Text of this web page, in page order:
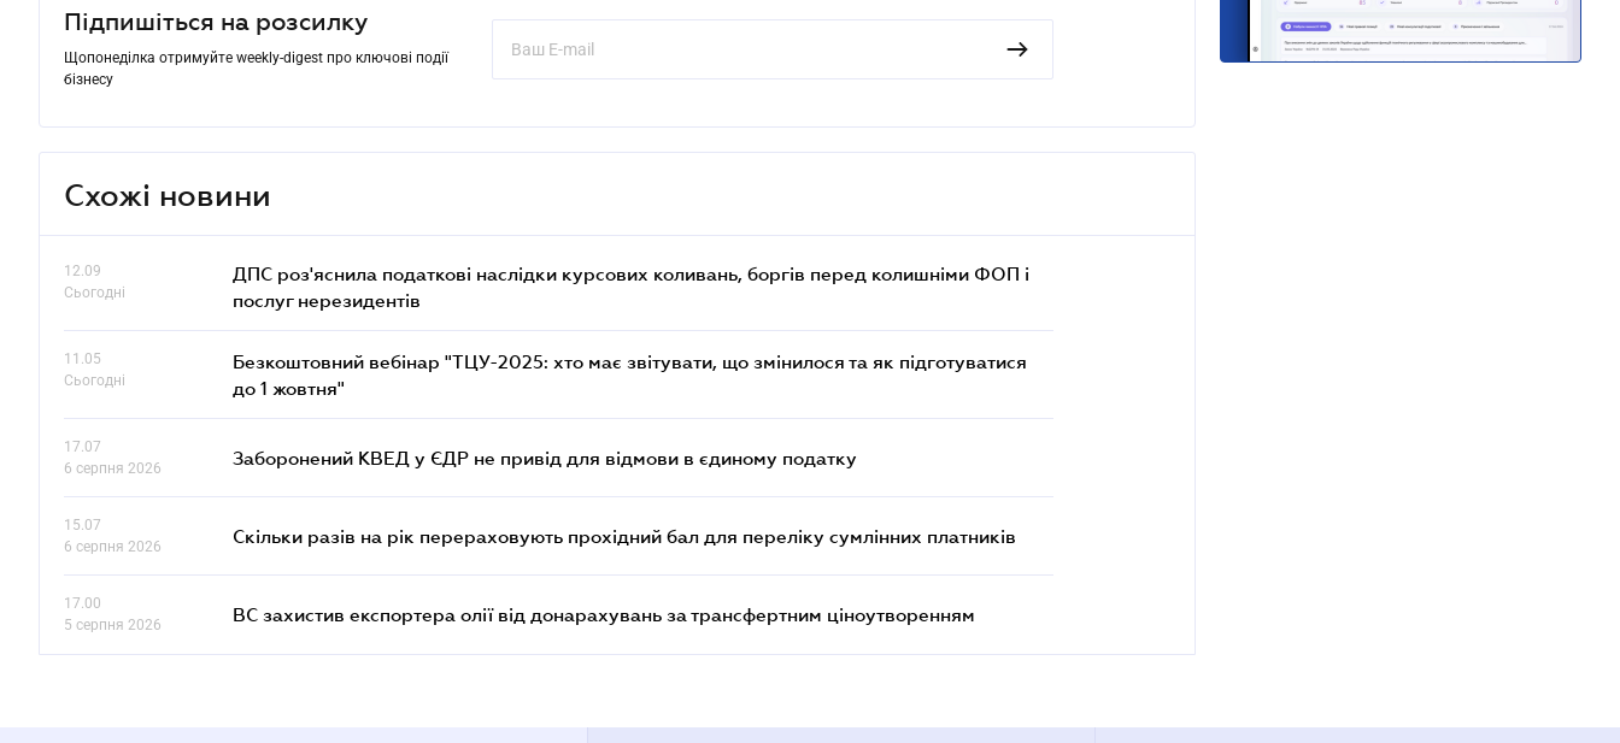
Підпишіться на розсилку
Щопонеділка отримуйте weekly-digest про ключові події
бізнесу
Схожі новини
12.09
Сьогодні
ДПС роз'яснила податкові наслідки курсових коливань, боргів перед колишніми ФОП і
послуг нерезидентів
11.05
Сьогодні
Безкоштовний вебінар "ТЦУ-2025: хто має звітувати, що змінилося та як підготуватися
до 1 жовтня"
17.07
6 серпня 2026
Заборонений КВЕД у ЄДР не привід для відмови в єдиному податку
15.07
6 серпня 2026
Скільки разів на рік перераховують прохідний бал для переліку сумлінних платників
17.00
5 серпня 2026
ВС захистив експортера олії від донарахувань за трансфертним ціноутворенням